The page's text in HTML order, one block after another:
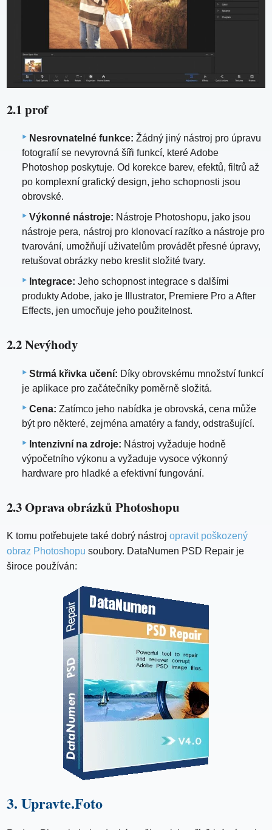
2.1 prof
Nesrovnatelné funkce: Žádný jiný nástroj pro úpravu
fotografií se nevyrovná šíři funkcí, které Adobe
Photoshop poskytuje. Od korekce barev, efektů, filtrů až
po komplexní grafický design, jeho schopnosti jsou
obrovské.
Výkonné nástroje: Nástroje Photoshopu, jako jsou
nástroje pera, nástroj pro klonovací razítko a nástroje pro
tvarování, umožňují uživatelům provádět přesné úpravy,
retušovat obrázky nebo kreslit složité tvary.
Integrace: Jeho schopnost integrace s dalšími
produkty Adobe, jako je Illustrator, Premiere Pro a After
Effects, jen umocňuje jeho použitelnost.
2.2 Nevýhody
Strmá křivka učení: Díky obrovskému množství funkcí
je aplikace pro začátečníky poměrně složitá.
Cena: Zatímco jeho nabídka je obrovská, cena může
být pro některé, zejména amatéry a fandy, odstrašující.
Intenzivní na zdroje: Nástroj vyžaduje hodně
výpočetního výkonu a vyžaduje vysoce výkonný
hardware pro hladké a efektivní fungování.
2.3 Oprava obrázků Photoshopu
K tomu potřebujete také dobrý nástrojopravit poškozený
obraz Photoshopu soubory. DataNumen PSD Repair je
široce používán:
3. Upravte.Foto